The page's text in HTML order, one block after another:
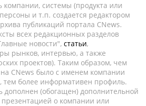
системы (продукта или
и т.п. создается редактором
публикаций портала CNews.
всех редакционных разделов
новости", статьи,
рынков, интервью, а также
проектов). Таким образом, чем
CNews было с именем компании
тем более информативен профиль.
(обогащен) дополнительной
о компании или